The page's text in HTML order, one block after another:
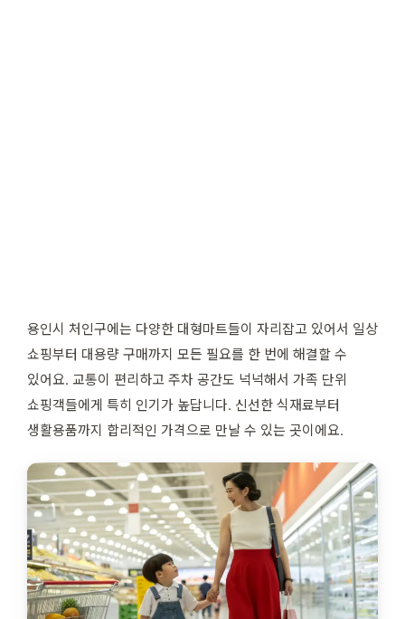
용인시 처인구에는 다양한 대형마트들이 자리잡고 있어서 일상
쇼핑부터 대용량 구매까지 모든 필요를 한 번에 해결할 수
있어요. 교통이 편리하고 주차 공간도 넉넉해서 가족 단위
쇼핑객들에게 특히 인기가 높답니다. 신선한 식재료부터
생활용품까지 합리적인 가격으로 만날 수 있는 곳이에요.